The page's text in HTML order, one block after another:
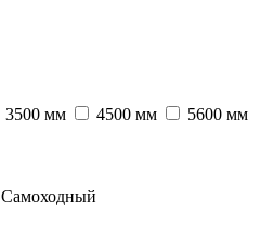
3500 мм 4500 мм
5600 мм
Самоходный